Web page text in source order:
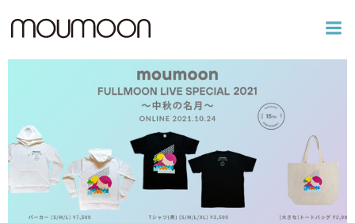
ツ
へ
ス
キ
ッ
プ